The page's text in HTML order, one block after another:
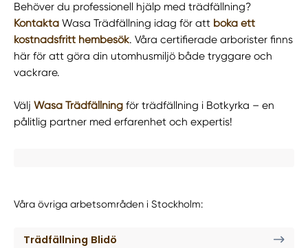
Behöver du professionell hjälp med trädfällning?
Kontakta Wasa Trädfällning idag för att boka ett
kostnadsfritt hembesök. Våra certifierade arborister finns
här för att göra din utomhusmiljö både tryggare och
vackrare.
VäljWasa Trädfällning för trädfällning i Botkyrka – en
pålitlig partner med erfarenhet och expertis!
Våra övriga arbetsområden i Stockholm:
Trädfällning Blidö